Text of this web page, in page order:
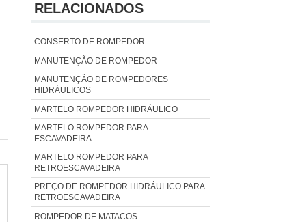
RELACIONADOS
CONSERTO DE ROMPEDOR
MANUTENÇÃO DE ROMPEDOR
MANUTENÇÃO DE ROMPEDORES
HIDRÁULICOS
MARTELO ROMPEDOR HIDRÁULICO
MARTELO ROMPEDOR PARA
ESCAVADEIRA
MARTELO ROMPEDOR PARA
RETROESCAVADEIRA
PREÇO DE ROMPEDOR HIDRÁULICO PARA
RETROESCAVADEIRA
ROMPEDOR DE MATACOS